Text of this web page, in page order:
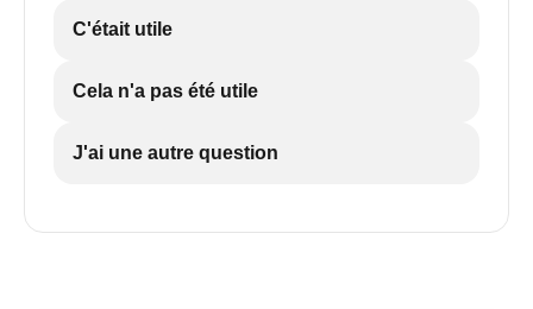
C'était utile
Cela n'a pas été utile
J'ai une autre question